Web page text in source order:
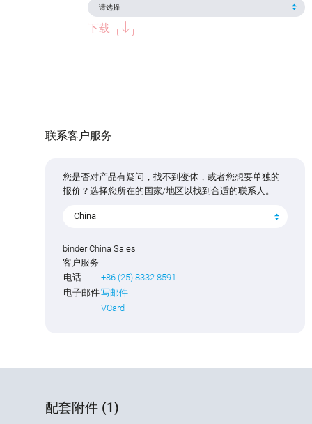
下载
联系客户服务
您是否对产品有疑问，找不到变体，或者您想要单独的
报价？选择您所在的国家/地区以找到合适的联系人。
China
binder China Sales
客户服务
电话
+86 (25) 8332 8591
电子邮件写邮件
VCard
配套附件 (1)